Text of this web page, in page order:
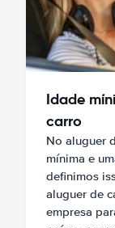
Idade
carro
No aluguer
mínima e
definimos
aluguer de
empresa